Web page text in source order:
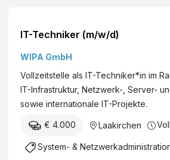
IT-Techniker (m/w/d)
WIPA GmbH
Vollzeitstelle als IT-Techniker*in im
IT-Infrastruktur, Netzwerk-, Server-
sowie internationale IT-Projekte.
€ 4.000 Laakirchen
System- &